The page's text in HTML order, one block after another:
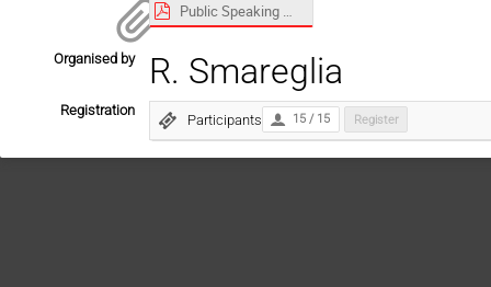
Public Speaking Workshop GARR 2018.pdf
Organised by R. Smareglia
Registration
Participants 15 / 15 Register